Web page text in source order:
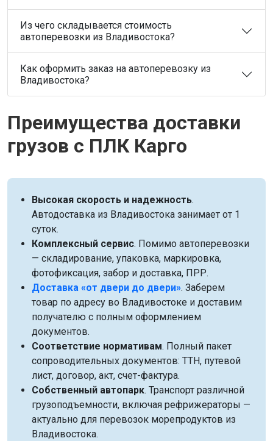
Из чего складывается стоимость
автоперевозки из Владивостока?
Как оформить заказ на автоперевозку из
Владивостока?
Преимущества доставки
грузов с ПЛК Карго
Высокая скорость и надежность.
Автодоставка из Владивостока занимает от 1
суток.
Комплексный сервис. Помимо автоперевозки
— складирование, упаковка, маркировка,
фотофиксация, забор и доставка, ПРР.
Доставка «от двери до двери». Заберем
товар по адресу во Владивостоке и доставим
получателю с полным оформлением
документов.
Соответствие нормативам. Полный пакет
сопроводительных документов: ТТН, путевой
лист, договор, акт, счет-фактура.
Собственный автопарк. Транспорт различной
грузоподъемности, включая рефрижераторы —
актуально для перевозок морепродуктов из
Владивостока.